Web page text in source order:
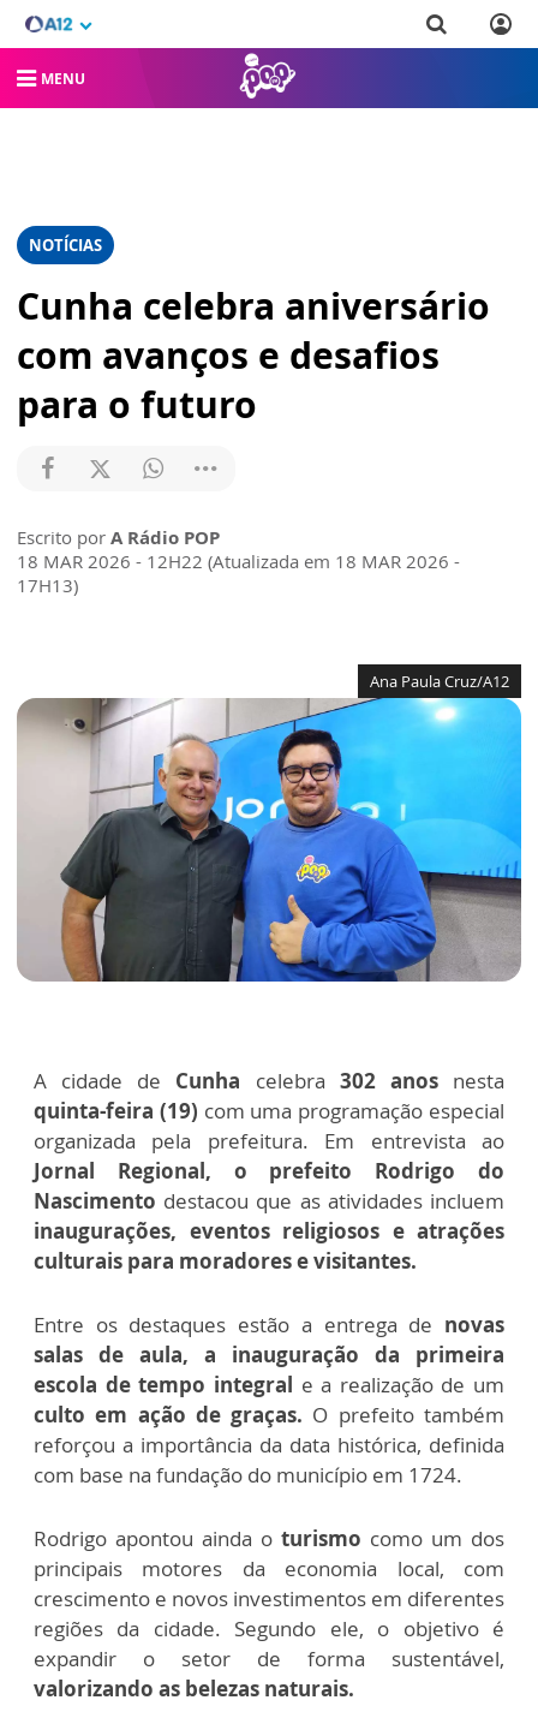
MENU
NOTÍCIAS
Cunha celebra aniversário
com avanços e desafios
para o futuro
Escrito por A Rádio POP
18 MAR 2026 - 12H22 (Atualizada em 18 MAR 2026 -
17H13)
Ana Paula Cruz/A12
A cidade de Cunha celebra 302 anosnesta
quinta-feira (19) com uma programação especial
organizada pela prefeitura. Em entrevista ao
Jornal Regional, o prefeito Rodrigo do
Nascimento destacou que as atividades incluem
inaugurações, eventos religiosos e atrações
culturais para moradores e visitantes.
Entre os destaques estão a entrega de novas
salas de aula, a inauguração da primeira
escola de tempo integral e a realização de um
culto em ação de graças. O prefeito também
reforçou a importância da data histórica, definida
com base na fundação do município em 1724.
Rodrigo apontou ainda o turismo como um dos
principais motores da economia local, com
crescimento e novos investimentos em diferentes
regiões da cidade. Segundo ele, o objetivo é
expandir o setor de forma sustentável,
valorizando as belezas naturais.